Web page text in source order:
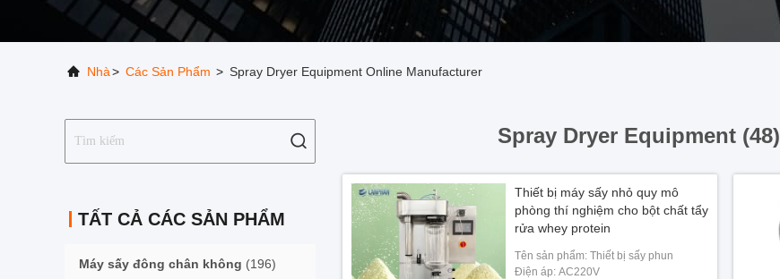
Nhà> Các Sản Phẩm > Spray Dryer Equipment Online Manufacturer
TẤT CẢ CÁC SẢN PHẨM
Máy sấy đông chân không (196)
Spray Dryer Equipment (48)
Thiết bị máy sấy nhỏ quy mô
phòng thí nghiệm cho bột chất tẩy
rửa whey protein
Tên sản phẩm: Thiết bị sấy phun
Điện áp: AC220V